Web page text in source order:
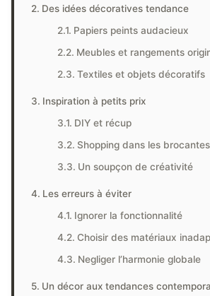
Des idées décoratives tendance
Papiers peints audacieux
Meubles et rangements
Textiles et objets décoratifs
Inspiration à petits prix
DIY et récup
Shopping dans les
Un soupçon de créativité
Les erreurs à éviter
Ignorer la fonctionnalité
Choisir des matériaux
Negliger l’harmonie globale
Un décor aux tendances